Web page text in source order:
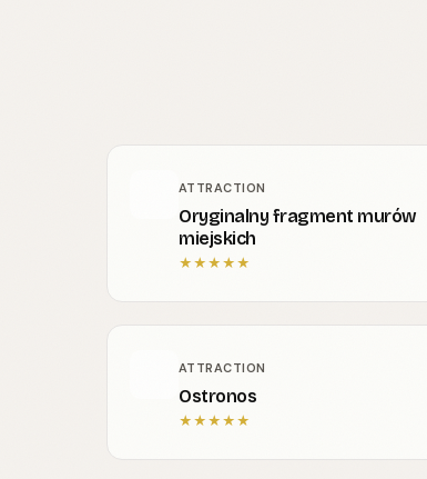
ATTRACTION
Oryginalny fragment murów
miejskich
★★★★★
ATTRACTION
Ostronos
★★★★★